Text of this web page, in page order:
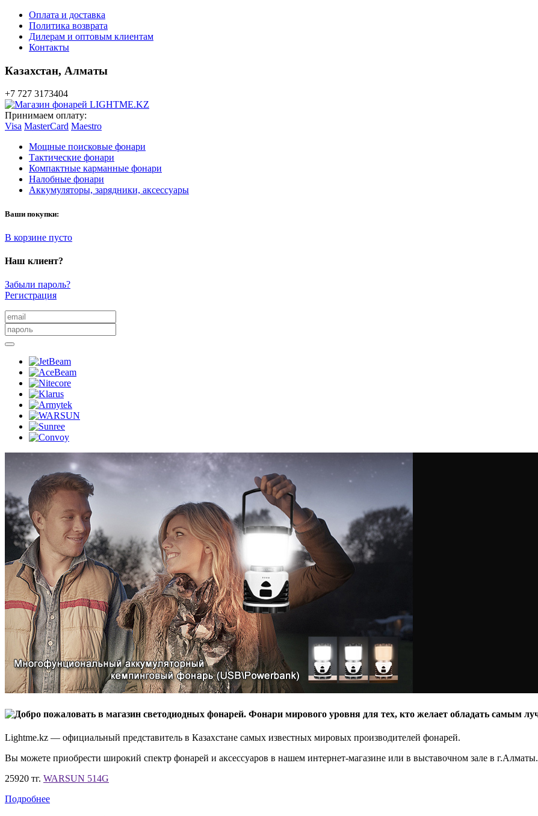
Оплата и доставка
Политика возврата
Дилерам и оптовым клиентам
Контакты
Казахстан, Алматы
+7 727 3173404
Принимаем оплату:
Visa MasterCard Maestro
Мощные поисковые фонари
Тактические фонари
Компактные карманные фонари
Налобные фонари
Аккумуляторы, зарядники, аксессуары
Ваши покупки:
В корзине пусто
Наш клиент?
Забыли пароль?
Регистрация
Lightme.kz — официальный представитель в Казахстане самых известных мировых производителей фонарей.
Вы можете приобрести широкий спектр фонарей и аксессуаров в нашем интернет-магазине или в выставочном зале в г.Алматы.
25920 тг. WARSUN 514G
Подробнее